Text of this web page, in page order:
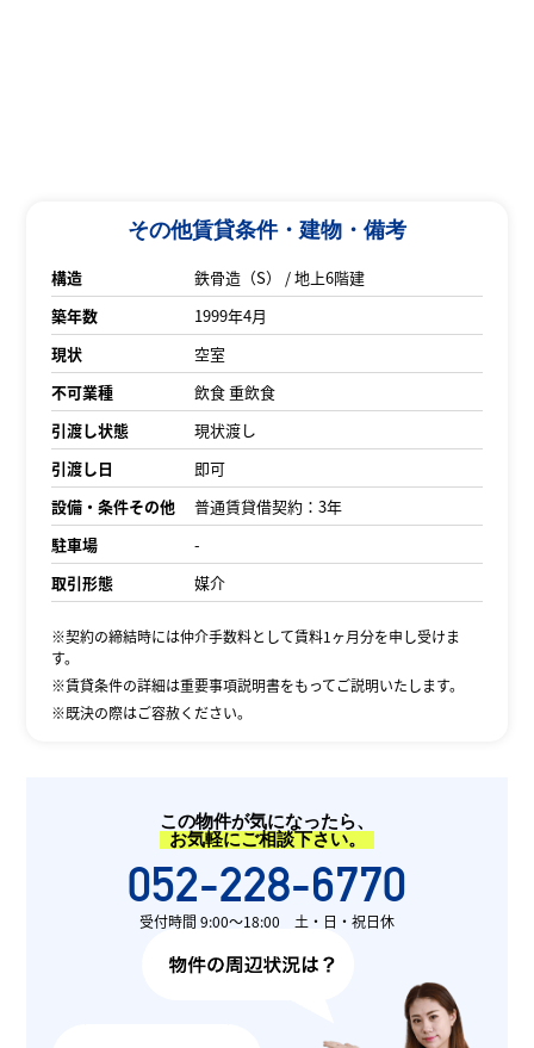
その他賃貸条件・建物・備考
構造
鉄骨造（S） / 地上6階建
築年数
1999年4月
現状
空室
不可業種
飲食 重飲食
引渡し状態
現状渡し
引渡し日
即可
設備・条件その他
普通賃貸借契約：3年
駐車場
-
取引形態
媒介
※契約の締結時には仲介手数料として賃料1ヶ月分を申し受けま
す。
※賃貸条件の詳細は重要事項説明書をもってご説明いたします。
※既決の際はご容赦ください。
この物件が気になったら、
お気軽にご相談下さい。
052-228-6770
受付時間 9:00〜18:00 土・日・祝日休